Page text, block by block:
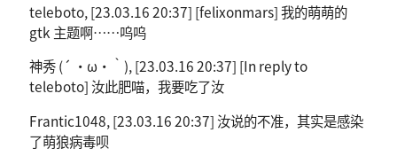
teleboto, [23.03.16 20:37] [felixonmars] 我的萌萌的
gtk 主题啊……呜呜
神秀 (´ ・ω・｀), [23.03.16 20:37] [In reply to
teleboto] 汝此肥喵，我要吃了汝
Frantic1048, [23.03.16 20:37] 汝说的不准，其实是感染
了萌狼病毒呗